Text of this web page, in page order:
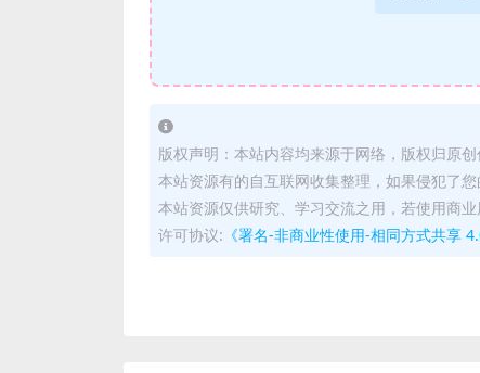
版权声明：本站内容均来源于网络，版权归原创
本站资源有的自互联网收集整理，如果侵犯了
本站资源仅供研究、学习交流之用，若使用商
许可协议: 《署名-非商业性使用-相同方式共享